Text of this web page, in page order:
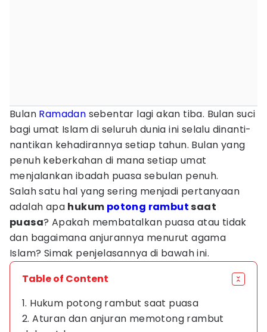
Bulan Ramadan sebentar lagi akan tiba. Bulan suci
bagi umat Islam di seluruh dunia ini selalu dinanti-
nantikan kehadirannya setiap tahun. Bulan yang
penuh keberkahan di mana setiap umat
menjalankan ibadah puasa sebulan penuh.
Salah satu hal yang sering menjadi pertanyaan
adalah apa hukum potong rambutsaat
puasa? Apakah membatalkan puasa atau tidak
dan bagaimana anjurannya menurut agama
Islam? Simak penjelasannya di bawah ini.
Table of Content
1. Hukum potong rambut saat puasa
2. Aturan dan anjuran memotong rambut